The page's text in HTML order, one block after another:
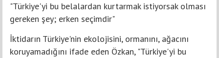
"Türkiye'yi bu belalardan kurtarmak istiyorsak olması
gereken şey; erken seçimdir"
İktidarın Türkiye'nin ekolojisini, ormanını, ağacını
koruyamadığını ifade eden Özkan, "Türkiye'yi bu